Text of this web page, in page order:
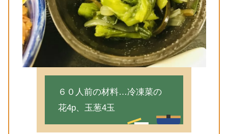
６０人前の材料…冷凍菜の
花4p、玉葱4玉